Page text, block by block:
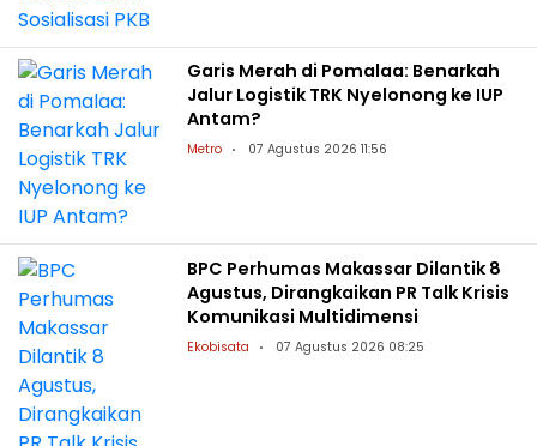
Garis Merah di Pomalaa: Benarkah
Jalur Logistik TRK Nyelonong ke IUP
Antam?
Metro 07 Agustus 2026 11:56
BPC Perhumas Makassar Dilantik 8
Agustus, Dirangkaikan PR Talk Krisis
Komunikasi Multidimensi
Ekobisata 07 Agustus 2026 08:25